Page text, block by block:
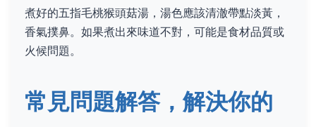
煮好的五指毛桃猴頭菇湯，湯色應該清澈帶點淡黃，
香氣撲鼻。如果煮出來味道不對，可能是食材品質或
火候問題。
常見問題解答，解決你的